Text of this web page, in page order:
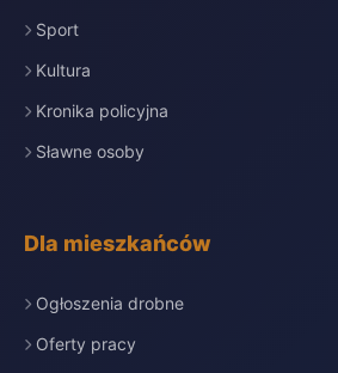
Sport
Kultura
Kronika policyjna
Sławne osoby
Dla mieszkańców
Ogłoszenia drobne
Oferty pracy